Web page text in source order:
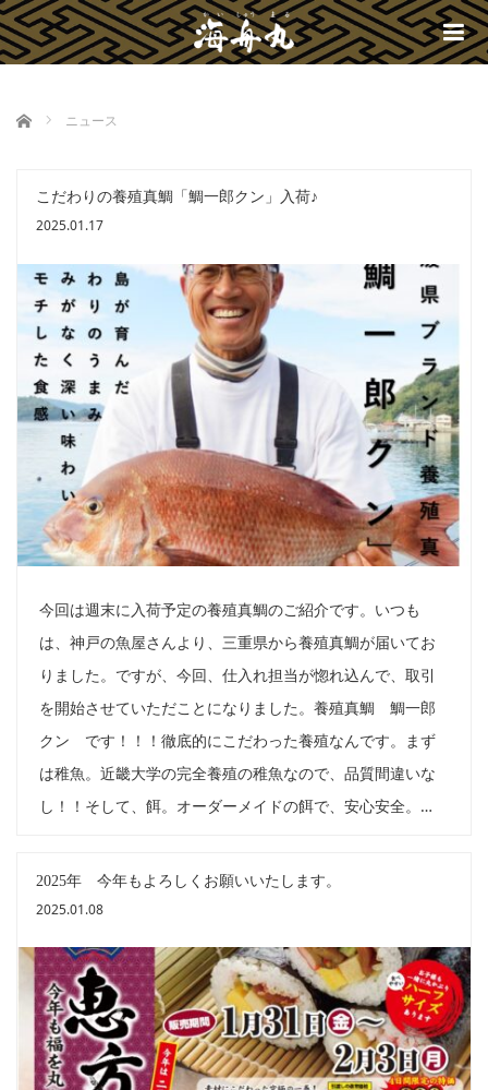
ホーム ニュース
こだわりの養殖真鯛「鯛一郎クン」入荷♪
2025.01.17
今回は週末に入荷予定の養殖真鯛のご紹介です。いつも
は、神戸の魚屋さんより、三重県から養殖真鯛が届いてお
りました。ですが、今回、仕入れ担当が惚れ込んで、取引
を開始させていただことになりました。養殖真鯛 鯛一郎
クン です！！！徹底的にこだわった養殖なんです。まず
は稚魚。近畿大学の完全養殖の稚魚なので、品質間違いな
し！！そして、餌。オーダーメイドの餌で、安心安全。…
2025年 今年もよろしくお願いいたします。
2025.01.08